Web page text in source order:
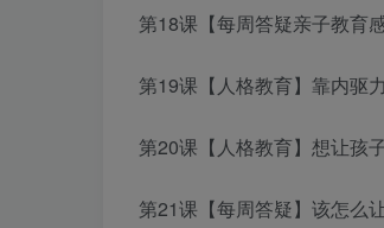
第18课【每周答疑亲子教育
第19课【人格教育】靠内驱力
第20课【人格教育】想让孩
第21课【每周答疑】该怎么